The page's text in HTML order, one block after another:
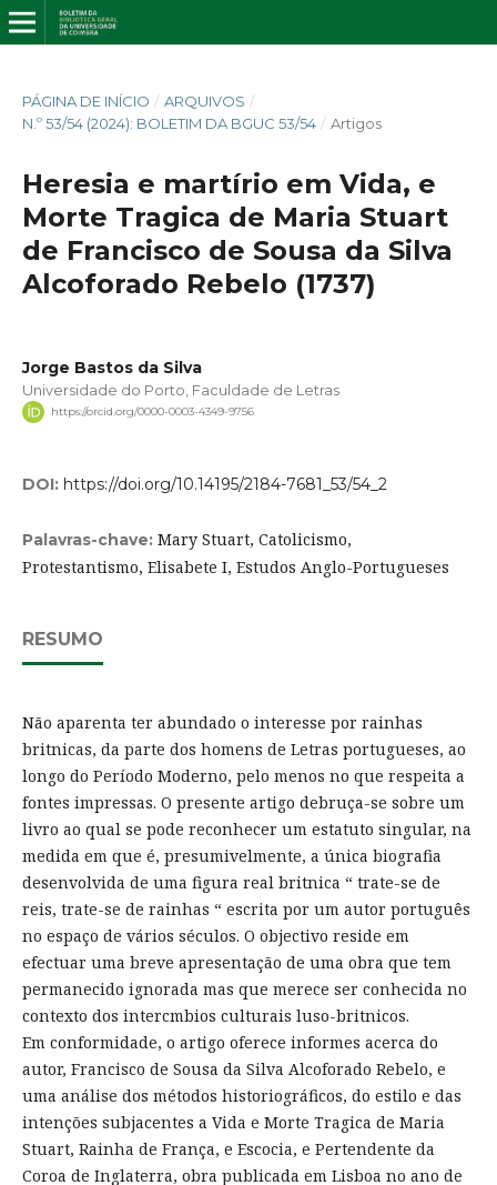
PÁGINA DE INÍCIO / ARQUIVOS /
N.º 53/54 (2024): BOLETIM DA BGUC 53/54 / Artigos
Heresia e martírio em Vida, e
Morte Tragica de Maria Stuart
de Francisco de Sousa da Silva
Alcoforado Rebelo (1737)
Jorge Bastos da Silva
Universidade do Porto, Faculdade de Letras
https://orcid.org/0000-0003-4349-9756
DOI: https://doi.org/10.14195/2184-7681_53/54_2
Palavras-chave: Mary Stuart, Catolicismo,
Protestantismo, Elisabete I, Estudos Anglo-Portugueses
RESUMO
Não aparenta ter abundado o interesse por rainhas
britnicas, da parte dos homens de Letras portugueses, ao
longo do Período Moderno, pelo menos no que respeita a
fontes impressas. O presente artigo debruça-se sobre um
livro ao qual se pode reconhecer um estatuto singular, na
medida em que é, presumivelmente, a única biografia
desenvolvida de uma figura real britnica “ trate-se de
reis, trate-se de rainhas “ escrita por um autor português
no espaço de vários séculos. O objectivo reside em
efectuar uma breve apresentação de uma obra que tem
permanecido ignorada mas que merece ser conhecida no
contexto dos intercmbios culturais luso-britnicos.
Em conformidade, o artigo oferece informes acerca do
autor, Francisco de Sousa da Silva Alcoforado Rebelo, e
uma análise dos métodos historiográficos, do estilo e das
intenções subjacentes a Vida e Morte Tragica de Maria
Stuart, Rainha de França, e Escocia, e Pertendente da
Coroa de Inglaterra, obra publicada em Lisboa no ano de